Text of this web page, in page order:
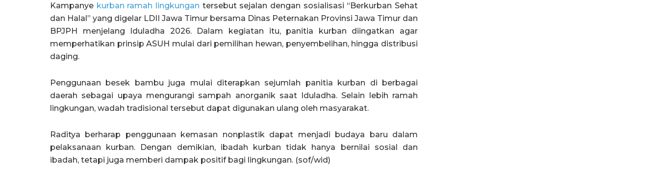
Kampanye kurban ramah lingkungan tersebut sejalan dengan sosialisasi “Berkurban Sehat
dan Halal” yang digelar LDII Jawa Timur bersama Dinas Peternakan Provinsi Jawa Timur dan
BPJPH menjelang Iduladha 2026. Dalam kegiatan itu, panitia kurban diingatkan agar
memperhatikan prinsip ASUH mulai dari pemilihan hewan, penyembelihan, hingga distribusi
daging.
Penggunaan besek bambu juga mulai diterapkan sejumlah panitia kurban di berbagai
daerah sebagai upaya mengurangi sampah anorganik saat Iduladha. Selain lebih ramah
lingkungan, wadah tradisional tersebut dapat digunakan ulang oleh masyarakat.
Raditya berharap penggunaan kemasan nonplastik dapat menjadi budaya baru dalam
pelaksanaan kurban. Dengan demikian, ibadah kurban tidak hanya bernilai sosial dan
ibadah, tetapi juga memberi dampak positif bagi lingkungan. (sof/wid)